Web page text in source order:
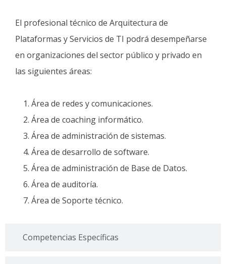
Competencias Específicas
El profesional técnico de Arquitectura de
Plataformas y Servicios de TI podrá desempeñarse
en organizaciones del sector público y privado en
las siguientes áreas:
Área de redes y comunicaciones.
Área de coaching informático.
Área de administración de sistemas.
Área de desarrollo de software.
Área de administración de Base de Datos.
Área de auditoría.
Área de Soporte técnico.